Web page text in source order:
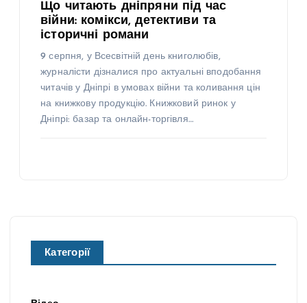
Що читають дніпряни під час
війни: комікси, детективи та
історичні романи
9 серпня, у Всесвітній день книголюбів,
журналісти дізналися про актуальні вподобання
читачів у Дніпрі в умовах війни та коливання цін
на книжкову продукцію. Книжковий ринок у
Дніпрі: базар та онлайн-торгівля…
Категорії